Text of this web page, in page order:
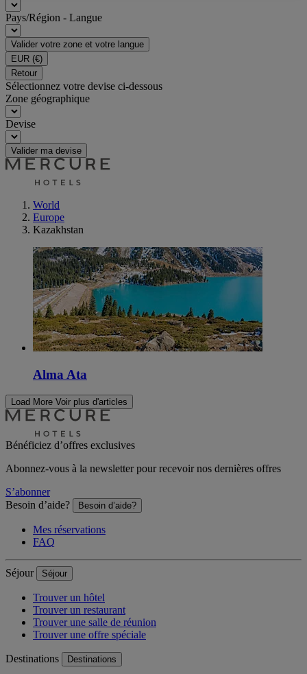
Pays/Région - Langue
Valider votre zone et votre langue
EUR (€)
Retour
Sélectionnez votre devise ci-dessous
Zone géographique
Devise
Valider ma devise
World
Europe
Kazakhstan
Alma Ata
Load More Voir plus d'articles
Bénéficiez d’offres exclusives
Abonnez-vous à la newsletter pour recevoir nos dernières offres
S’abonner
Besoin d’aide?
Besoin d’aide?
Mes réservations
FAQ
Séjour Séjour
Trouver un hôtel
Trouver un restaurant
Trouver une salle de réunion
Trouver une offre spéciale
Destinations Destinations